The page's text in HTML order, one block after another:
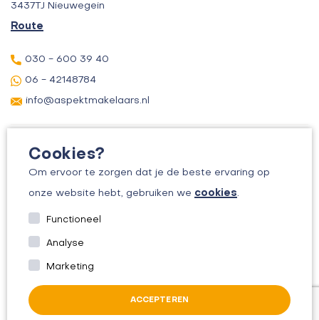
Cookies?
Om ervoor te zorgen dat je de beste ervaring op
onze website hebt, gebruiken we cookies.
Functioneel
Analyse
Marketing
ACCEPTEREN
3437TJ Nieuwegein
Route
030 - 600 39 40
06 - 42148784
info@aspektmakelaars.nl